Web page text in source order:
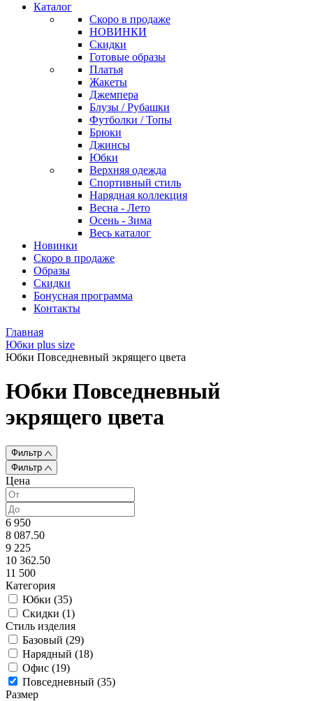
Каталог
Скоро в продаже
НОВИНКИ
Скидки
Готовые образы
Платья
Жакеты
Джемпера
Блузы / Рубашки
Футболки / Топы
Брюки
Джинсы
Юбки
Верхняя одежда
Спортивный стиль
Нарядная коллекция
Весна - Лето
Осень - Зима
Весь каталог
Новинки
Скоро в продаже
Образы
Скидки
Бонусная программа
Контакты
Главная
Юбки plus size
Юбки Повседневный экрящего цвета
Юбки Повседневный
экрящего цвета
Фильтр
Фильтр
Цена
6 950
8 087.50
9 225
10 362.50
11 500
Категория
Юбки (35)
Скидки (1)
Стиль изделия
Базовый (29)
Нарядный (18)
Офис (19)
Повседневный (35)
Размер